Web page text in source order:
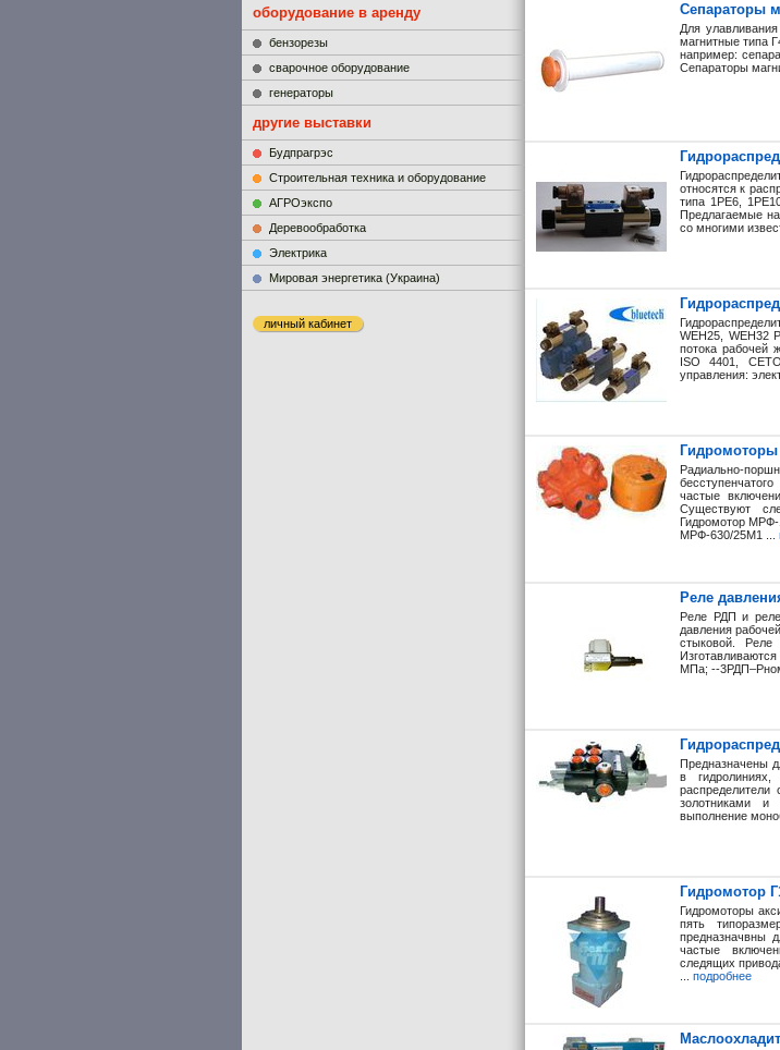
оборудование в аренду
бензорезы
сварочное оборудование
генераторы
другие выставки
Будпрагрэс
Строительная техника и оборудование
АГРОэкспо
Деревообработка
Электрика
Мировая энергетика (Украина)
личный кабинет
Сепараторы
Для
магнитные типа
например:
Сепараторы
относятся к
типа 1РЕ6,
Предлагаемые
со многими
WEH25, WEH32
потока рабочей
ISO 4401,
управления:
Радиально-
частые
Существуют
Гидромотор
МРФ-630/25М1 ...
Реле
Реле РДП и реле
давления
стыковой. Реле
МПа; --
Предназначены
в гидролиниях,
золотниками и
выполнение
Гидромотор
Гидромоторы
пять
предназначвны
частые
следящих
подробнее